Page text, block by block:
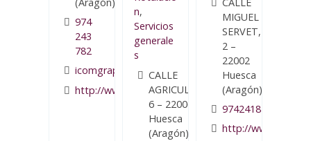
974
243
782
icomgraph@icomgraph.com
http://www.icomgraph.com/
n,
Servicios
generale
s
CALLE
AGRICULTURA,
6 – 22006
Huesca
(Aragón)
MIGUEL
SERVET,
2 –
22002
Huesca
(Aragón)
974241822
http://